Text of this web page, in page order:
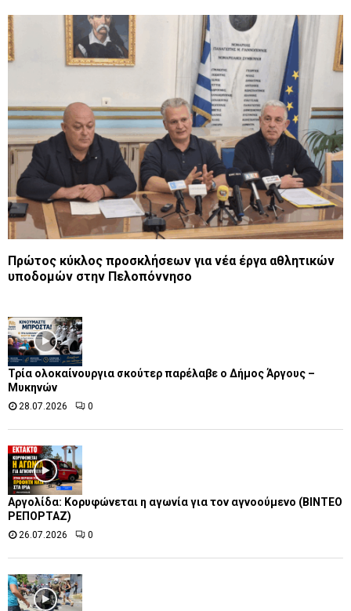
Πρώτος κύκλος προσκλήσεων για νέα έργα αθλητικών
υποδομών στην Πελοπόννησο
Τρία ολοκαίνουργια σκούτερ παρέλαβε o Δήμος Άργους –
Μυκηνών
28.07.2026 0
Αργολίδα: Κορυφώνεται η αγωνία για τον αγνοούμενο (ΒΙΝΤΕΟ
ΡΕΠΟΡΤΑΖ)
26.07.2026 0